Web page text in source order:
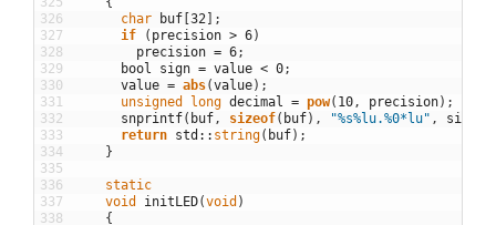
326
327
328
329
330
331
332
333
334
335
336
337
338
char
buf 32
;
if
( precision > 6)
precision = 6;
bool
sign = value < 0;
value = abs(value) ;
unsigned
long decimal = pow( 10, precision) ;
snprintf( buf, sizeof( buf) , "%s%lu.%0*lu" , sign
return std :: string( buf) ;
}
static
void
initLED(void )
{